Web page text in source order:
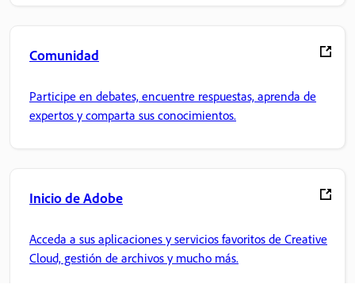
Comunidad
Participe en debates, encuentre respuestas, aprenda de
expertos y comparta sus conocimientos.
Inicio de Adobe
Acceda a sus aplicaciones y servicios favoritos de Creative
Cloud, gestión de archivos y mucho más.